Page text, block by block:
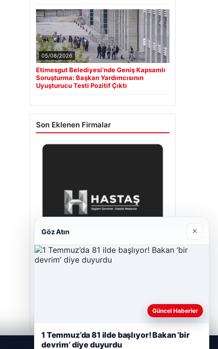
05/08/2026
Etimesgut Belediyesi’nde Geniş Kapsamlı
Soruşturma: Başkan Yardımcısının
Uyuşturucu Testi Pozitif Çıktı
Son Eklenen Firmalar
Göz Atın ×
Güncel Haberler
1 Temmuz’da 81 ilde başlıyor! Bakan ‘bir
devrim’ diye duyurdu